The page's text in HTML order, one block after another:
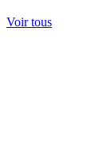
Voir tous